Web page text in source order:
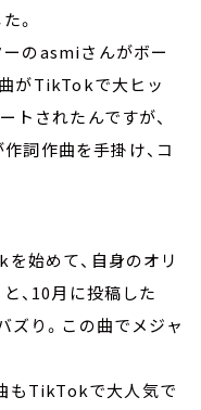
。
ーのasmiさんがボー
がTikTokで大ヒッ
トされたんですが、
詞作曲を手掛け、コ
始めて、自身のオリ
、10月に投稿した
ズり。この曲でメジャ
もTikTokで大人気で